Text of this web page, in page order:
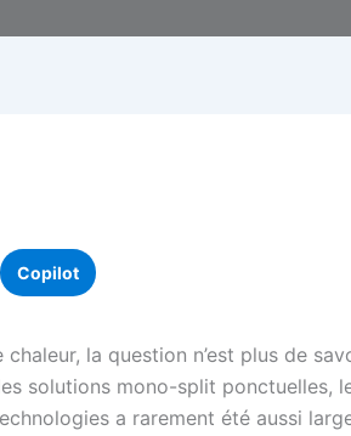
Copilot
la question n’est plus de
solutions mono-split
a rarement été aussi